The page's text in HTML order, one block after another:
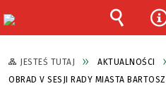
JESTEŚ TUTAJ AKTUALNOŚCI
OBRAD V SESJI RADY MIASTA